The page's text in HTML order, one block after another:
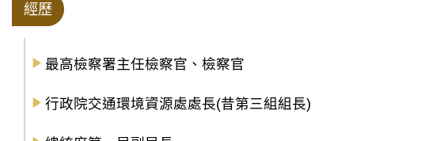
經歷
最高檢察署主任檢察官、檢察官
行政院交通環境資源處處長(昔第三組組長)